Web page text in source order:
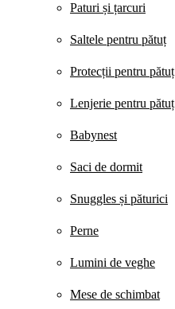
Paturi și țarcuri
Saltele pentru pătuț
Protecții pentru pătuț
Lenjerie pentru pătuț
Babynest
Saci de dormit
Snuggles și păturici
Perne
Lumini de veghe
Mese de schimbat